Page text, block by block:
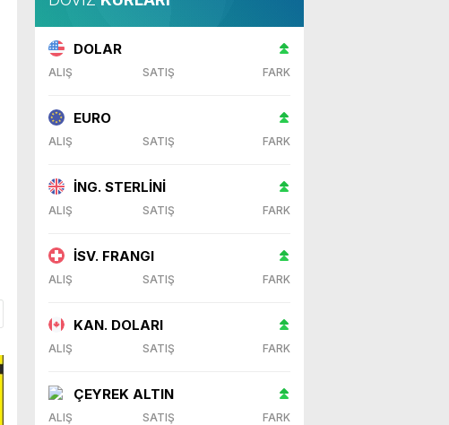
DOLAR
ALIŞ SATIŞ FARK
EURO
ALIŞ SATIŞ FARK
İNG. STERLİNİ
ALIŞ SATIŞ FARK
İSV. FRANGI
ALIŞ SATIŞ FARK
KAN. DOLARI
ALIŞ SATIŞ FARK
ÇEYREK ALTIN
ALIŞ SATIŞ FARK